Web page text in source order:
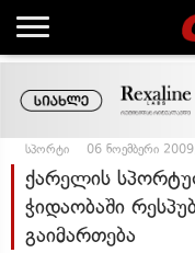
სპორტი 06 ნოემბერი
ქარელის
ჭიდაობაში
გაიმართება